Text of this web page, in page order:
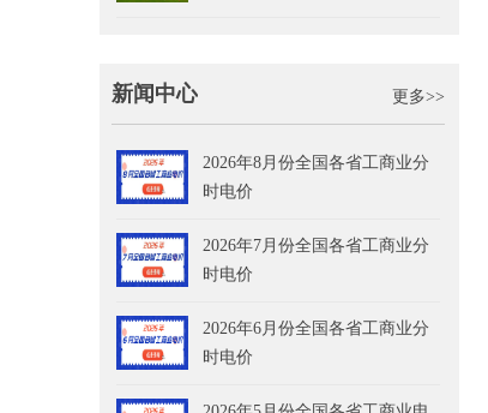
新闻中心 更多>>
2026年8月份全国各省工商业分
时电价
2026年7月份全国各省工商业分
时电价
2026年6月份全国各省工商业分
时电价